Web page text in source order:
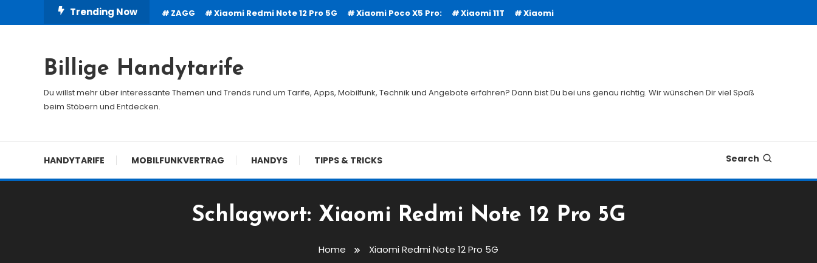
To
Trending Now ZAGG Xiaomi Redmi Note 12 Pro 5G Xiaomi Poco X5 Pro: Xiaomi 11T Xiaomi
Billige Handytarife
Du willst mehr über interessante Themen und Trends rund um Tarife, Apps, Mobilfunk, Technik und Angebote erfahren? Dann bist Du bei uns genau richtig. Wir wünschen Dir viel Spaß
beim Stöbern und Entdecken.
HANDYTARIFE MOBILFUNKVERTRAG HANDYS TIPPS & TRICKS Search
Schlagwort: Xiaomi Redmi Note 12 Pro 5G
Home Xiaomi Redmi Note 12 Pro 5G